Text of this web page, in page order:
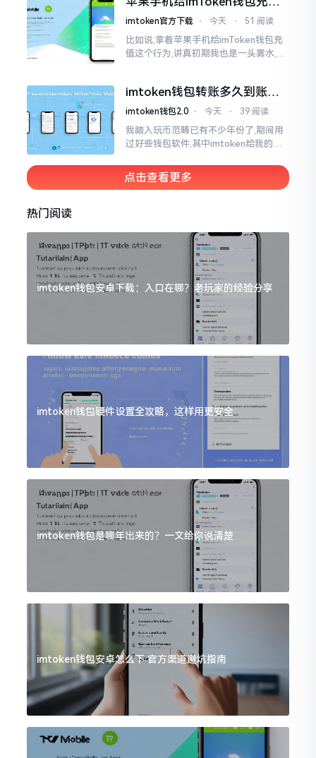
找了些资料
值，这几步别搞错
imtoken官方下载 ⋅ 今天 ⋅ 51 阅读
比如说,拿着苹果手机给imToken钱包充
值这个行为,讲真初期我也是一头雾水,搞
imtoken钱包转账多久到账？
一文说清楚
imtoken钱包2.0 ⋅ 今天 ⋅ 39 阅读
我踏入玩币范畴已有不少年份了,期间用
过好些钱包软件,其中imtoken给我的整
就是交易时,确认时间常常不太稳
点击查看更多
热门阅读
imtoken钱包安卓下载：入口在哪？老玩家的经验分享
imtoken钱包硬件设置全攻略，这样用更安全
imtoken钱包是哪年出来的？一文给你说清楚
imtoken钱包安卓怎么下 官方渠道避坑指南